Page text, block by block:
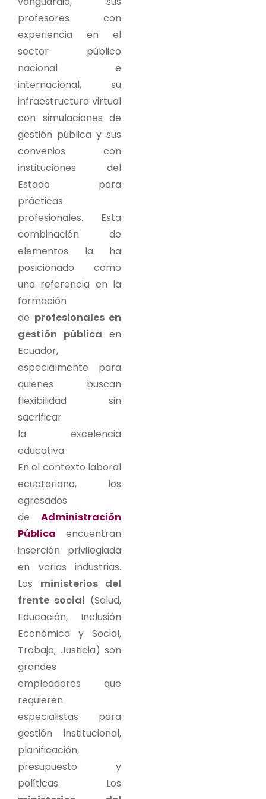
profesores con
experiencia en el
sector público
nacional e
internacional, su
infraestructura virtual
con simulaciones de
gestión pública y sus
convenios con
instituciones del
Estado para
prácticas
profesionales. Esta
combinación de
elementos la ha
posicionado como
una referencia en la
formación
de profesionales en
gestión pública en
Ecuador,
especialmente para
quienes buscan
flexibilidad sin
sacrificar
la excelencia
educativa.
En el contexto laboral
ecuatoriano, los
egresados
de Administración
Pública encuentran
inserción privilegiada
en varias industrias.
Los ministerios del
frente social (Salud,
Educación, Inclusión
Económica y Social,
Trabajo, Justicia) son
grandes
empleadores que
requieren
especialistas para
gestión institucional,
planificación,
presupuesto y
políticas. Los